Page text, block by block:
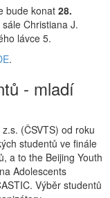
bude konat28.
sále Christiana J.
lávce 5.
.
- mladí
(ČSVTS) od roku
studentů ve finále
a to the Beijing Youth
Adolescents
Výběr studentů